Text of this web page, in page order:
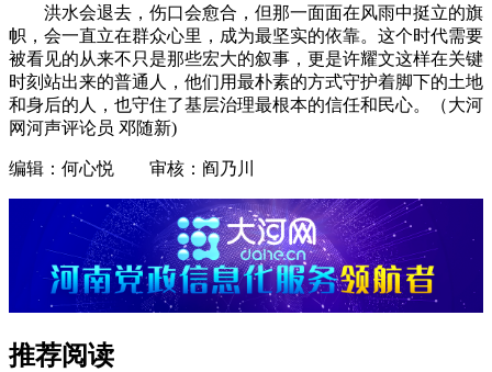
洪水会退去，伤口会愈合，但那一面面在风雨中挺立的旗
帜，会一直立在群众心里，成为最坚实的依靠。这个时代需要
被看见的从来不只是那些宏大的叙事，更是许耀文这样在关键
时刻站出来的普通人，他们用最朴素的方式守护着脚下的土地
和身后的人，也守住了基层治理最根本的信任和民心。（大河
网河声评论员 邓随新)
编辑：何心悦 审核：阎乃川
推荐阅读